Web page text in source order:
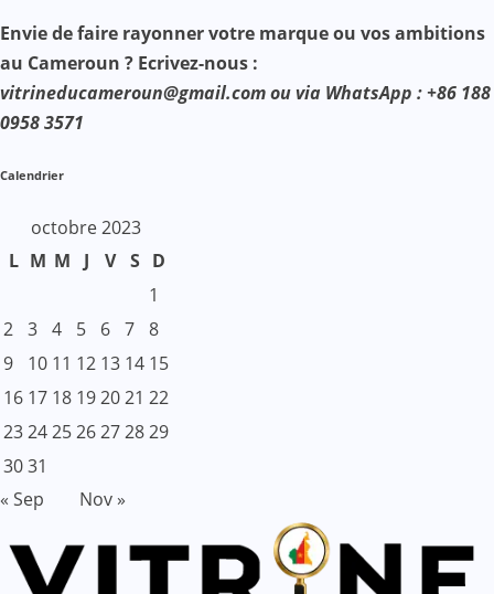
Envie de faire rayonner votre marque ou vos ambitions
au Cameroun ? Ecrivez-nous :
vitrineducameroun@gmail.com ou via WhatsApp : +86 188
0958 3571
Calendrier
octobre 2023
L M M J V S D
1
2 3 4 5 6 7 8
9
10 11 12 13 14 15
16 17 18 192021 22
23242526272829
3031
« Sep
Nov »